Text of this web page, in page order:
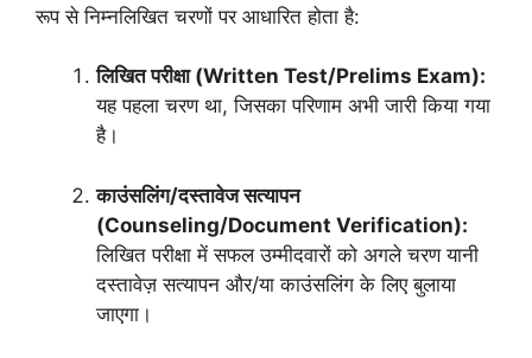
रूप से निम्नलिखित चरणों पर आधारित होता है:
लिखित परीक्षा (Written Test/Prelims Exam):
यह पहला चरण था, जिसका परिणाम अभी जारी किया गया
है।
काउंसलिंग/दस्तावेज सत्यापन
(Counseling/Document Verification):
लिखित परीक्षा में सफल उम्मीदवारों को अगले चरण यानी
दस्तावेज़ सत्यापन और/या काउंसलिंग के लिए बुलाया
जाएगा।